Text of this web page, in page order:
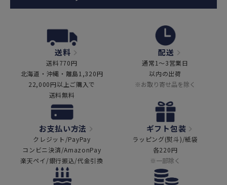
送料
送料770円
北海道・沖縄・離島1,320円
22,000円以上ご購入で
送料無料
配送
通常1～3営業日
以内の出荷
※お取り寄せ品を除く
お支払い方法
クレジット/PayPay
コンビニ決済/AmazonPay
楽天ペイ/銀行振込/代金引換
ギフト包装
ラッピング(熨斗)/紙袋
各220円
※一部除く